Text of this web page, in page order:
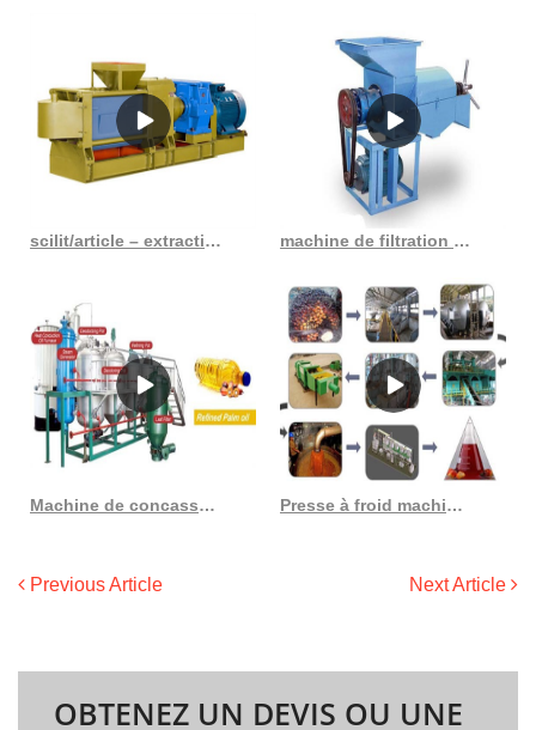
scilit/article – extraction d’huile à partir d’un lit structuré de palmiste machine de filtration à plaques et cadres worvideo extraction d’huile de palme en France
Machine de concassage de palmiste broyeur de palmiste pour machine à huile de palmiste Presse à froid machine d’extraction d’huile d’arachide de graine de palmier d’amande noix de coco
Previous Article Next Article
OBTENEZ UN DEVIS OU UNE